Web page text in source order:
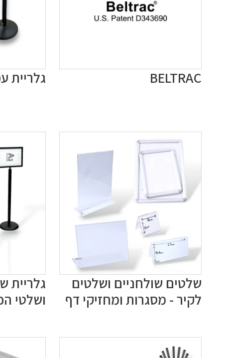
BELTRAC גלריית
שלטים שולחניים ושלטים
לקיר - מסגרות ומחזיקי דף
גלריית
ושלטי